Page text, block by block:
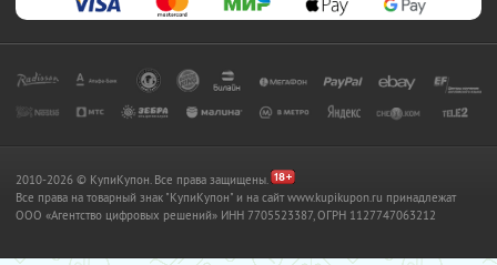
2010-2026 © КупиКупон. Все права защищены.
Все права на товарный знак "КупиКупон" и на сайт www.kupikupon.ru принадлежат
OOO «Агентство цифровых решений» ИНН 7705523387, ОГРН 1127747063212